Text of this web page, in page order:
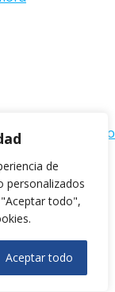
de
personalizados
todo",
Aceptar todo
completo
and